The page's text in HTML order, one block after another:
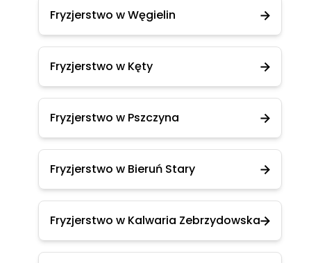
Fryzjerstwo w Węgielin
Fryzjerstwo w Kęty
Fryzjerstwo w Pszczyna
Fryzjerstwo w Bieruń Stary
Fryzjerstwo w Kalwaria Zebrzydowska